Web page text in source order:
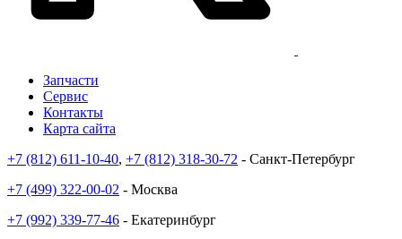
Запчасти
Сервис
Контакты
Карта сайта
+7 (812) 611-10-40, +7 (812) 318-30-72 - Санкт-Петербург
+7 (499) 322-00-02 - Москва
+7 (992) 339-77-46 - Екатеринбург